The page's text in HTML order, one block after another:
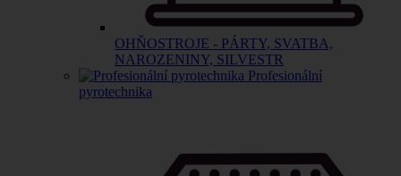
OHŇOSTROJE - PÁRTY, SVATBA,
NAROZENINY, SILVESTR
Profesionální
pyrotechnika